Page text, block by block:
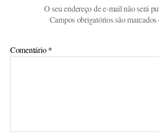
O seu endereço de e-mail não será
Campos obrigatórios são marcados
Comentário*